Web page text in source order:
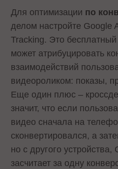
Для оптимизации по
делом настройте Google
Tracking. Это бесплатный
может атрибуцировать
взаимодействий
видеороликом: показы,
Еще один плюс –
значит, что если
видео сначала на
сконвертировался, а
но с другого устройства,
засчитает за одну